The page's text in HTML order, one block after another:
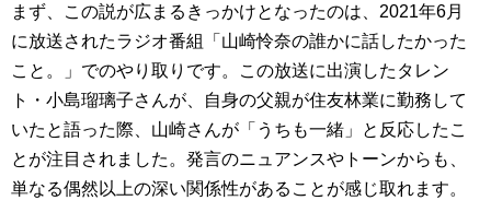
まず、この説が広まるきっかけとなったのは、2021年6月
に放送されたラジオ番組「山崎怜奈の誰かに話したかった
こと。」でのやり取りです。この放送に出演したタレン
ト・小島瑠璃子さんが、自身の父親が住友林業に勤務して
いたと語った際、山崎さんが「うちも一緒」と反応したこ
とが注目されました。発言のニュアンスやトーンからも、
単なる偶然以上の深い関係性があることが感じ取れます。